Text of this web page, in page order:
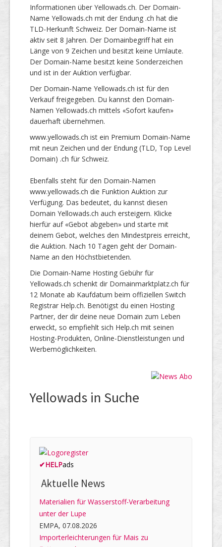
Informationen über Yellowads.ch. Der Domain-
Name Yellowads.ch mit der Endung .ch hat die
TLD-Herkunft Schweiz. Der Domain-Name ist
aktiv seit 8 Jahren. Der Domainbegriff hat ein
Länge von 9 Zeichen und besitzt keine Umlaute.
Der Domain-Name besitzt keine Sonderzeichen
und ist in der Auktion verfügbar.
Der Domain-Name Yellowads.ch ist für den
Verkauf freigegeben. Du kannst den Domain-
Namen Yellowads.ch mittels «Sofort kaufen»
dauerhaft übernehmen.
www.yellowads.ch ist ein Premium Domain-Name
mit neun Zeichen und der Endung (TLD, Top Level
Domain) .ch für Schweiz.
Ebenfalls steht für den Domain-Namen
www.yellowads.ch die Funktion Auktion zur
Verfügung. Das bedeutet, du kannst diesen
Domain Yellowads.ch auch ersteigern. Klicke
hierfür auf «Gebot abgeben» und starte mit
deinem Gebot, welches den Mindestpreis erreicht,
die Auktion. Nach 10 Tagen geht der Domain-
Name an den Höchstbietenden.
Die Domain-Name Hosting Gebühr für
Yellowads.ch schenkt dir Domainmarktplatz.ch für
12 Monate ab Kaufdatum beim offiziellen Switch
Registrar Help.ch. Benötigst du einen Hosting
Partner, der dir deine neue Domain zum Leben
erweckt, so empfiehlt sich Help.ch mit seinen
Hosting-Produkten, Online-Dienstleistungen und
Werbemöglichkeiten.
Yellowads in Suche
✔HELPads
Aktuelle News
Materialien für Wasserstoff-Verarbeitung
unter der Lupe
EMPA, 07.08.2026
Importerleichterungen für Mais zu